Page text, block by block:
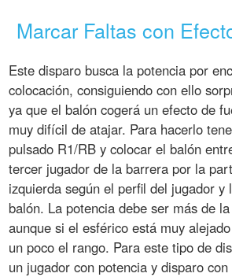
Marcar Faltas con
Este disparo busca la potencia por
colocación, consiguiendo con ello
ya que el balón cogerá un efecto de
muy difícil de atajar. Para hacerlo
pulsado R1/RB y colocar el balón
tercer jugador de la barrera por la
izquierda según el perfil del jugador y
balón. La potencia debe ser más de
aunque si el esférico está muy
un poco el rango. Para este tipo de
un jugador con potencia y disparo